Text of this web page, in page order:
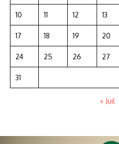
10 11 12 13
17 18 19 20
24 25 26 27
31
« Juil